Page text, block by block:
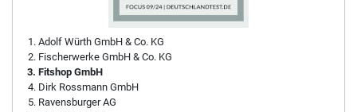
Adolf Würth GmbH & Co. KG
Fischerwerke GmbH & Co. KG
Fitshop GmbH
Dirk Rossmann GmbH
Ravensburger AG